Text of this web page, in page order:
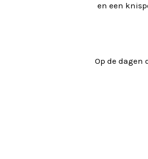
en een
Op de dagen